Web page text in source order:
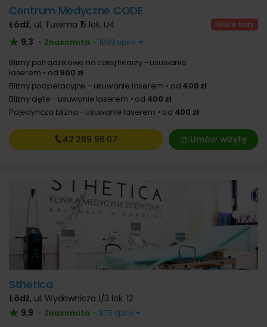
Centrum Medyczne CODE
Łódź, ul. Tuwima 15 lok. U4
9,3 • Znakomita • 1899 opinii
Blizny potrądzikowe na całej twarzy - usuwanie
laserem
od 900 zł
Blizny pooperacyjne - usuwanie laserem
od 400 zł
Blizny cięte - usuwanie laserem
od 400 zł
Pojedyncza blizna - usuwanie laserem
od 400 zł
Umów wizytę
42 289 96 07
Sthetica
Łódź, ul. Wydawnicza 1/3 lok. 12
9,9 • Znakomita • 975 opinii